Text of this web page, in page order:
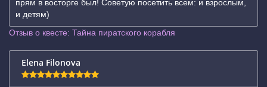
прям в восторге был! Советую посетить всем: и взрослым,
и детям)
Отзыв о квесте: Тайна пиратского корабля
Elena Filonova